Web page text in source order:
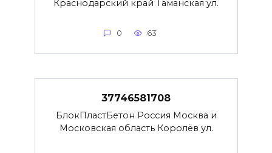
Краснодарский край Таманская ул.
0 63
37746581708
БлокПластБетон Россия Москва и
Московская область Королёв ул.